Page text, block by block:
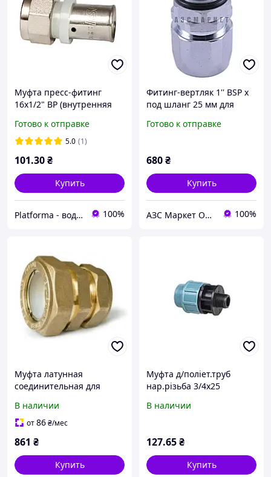
Муфта пресс-фитинг
16х1/2" ВР (внутренняя
металлопластиковых труб
Готово к отправке
5.0 (1)
101.30₴
Купить
Platforma - водоснабжение, отопление и канализация- оборудование и комплектующие 100%
Фитинг-вертляк 1'' BSP х
под шланг 25 мм для
топливораздаточного
Готово к отправке
680₴
Купить
АЗС Маркет ООО 100%
Муфта латунная
соединительная для
стали 25х25 Dispipe,
фитинг для гофротрубы
В наличии
от86₴/мес
861 ₴
Купить
Муфта д/поліет.труб
нар.різьба 3/4х25
В наличии
127.65₴
Купить